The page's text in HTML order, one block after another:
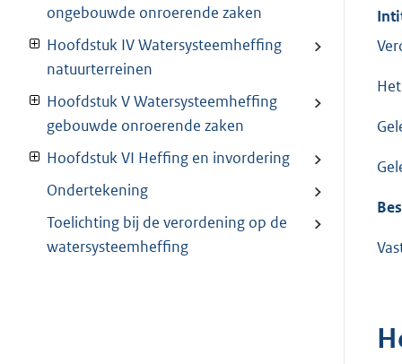
ongebouwde onroerende zaken
Hoofdstuk IV Watersysteemheffing
natuurterreinen
Hoofdstuk V Watersysteemheffing
gebouwde onroerende zaken
Hoofdstuk VI Heffing en invordering
Ondertekening
Toelichting bij de verordening op de
watersysteemheffing